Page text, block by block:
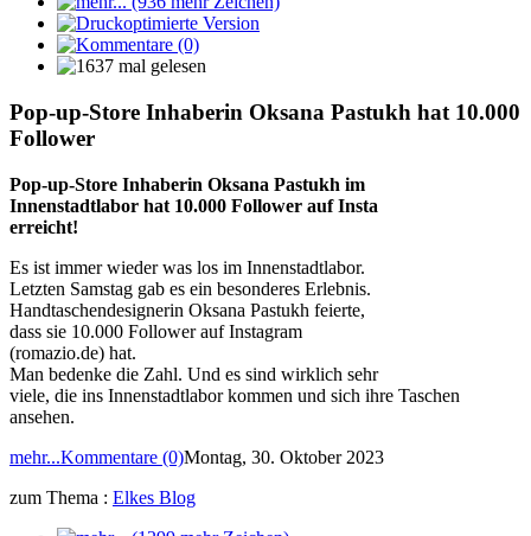
Pop-up-Store Inhaberin Oksana Pastukh hat 10.000
Follower
Pop-up-Store Inhaberin Oksana Pastukh im
Innenstadtlabor hat 10.000 Follower auf Insta
erreicht!
Es ist immer wieder was los im Innenstadtlabor.
Letzten Samstag gab es ein besonderes Erlebnis.
Handtaschendesignerin Oksana Pastukh feierte,
dass sie 10.000 Follower auf Instagram
(romazio.de) hat.
Man bedenke die Zahl. Und es sind wirklich sehr
viele, die ins Innenstadtlabor kommen und sich ihre Taschen
ansehen.
mehr...Kommentare (0)Montag, 30. Oktober 2023
zum Thema : Elkes Blog